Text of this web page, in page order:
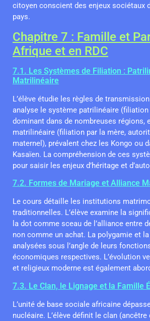
citoyen conscient des enjeux sociétaux
pays.
Chapitre 7 : Famille et
Afrique et en RDC
7.1. Les Systèmes de Filiation :
Matrilinéaire
L’élève étudie les règles de
analyse le système patrilinéaire (filiation
dominant dans de nombreuses régions,
matrilinéaire (filiation par la mère,
maternel), prévalent chez les Kongo ou
Kasaïen. La compréhension de ces
pour saisir les enjeux d’héritage et
7.2. Formes de Mariage et Alliance
Le cours détaille les institutions
traditionnelles. L’élève examine la
la dot comme sceau de l’alliance entre
non comme un achat. La polygamie et
analysées sous l’angle de leurs
économiques respectives. L’évolution
et religieux moderne est également
7.3. Le Clan, le Lignage et la Famille
L’unité de base sociale africaine
nucléaire. L’élève définit le clan